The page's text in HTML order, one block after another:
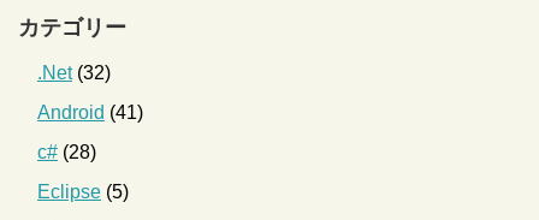
カテゴリー
.Net(32)
Android (41)
c# (28)
Eclipse (5)